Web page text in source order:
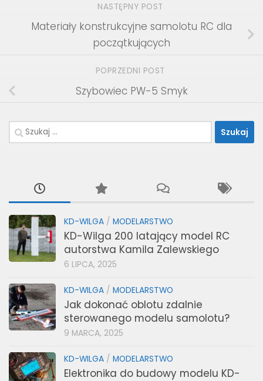
NASTĘPNY POST
Materiały konstrukcyjne samolotu RC dla
początkujących
POPRZEDNI POST
Szybowiec PW-5 Smyk
Szukaj:
KD-WILGA / MODELARSTWO
KD-Wilga 200 latający model RC
autorstwa Kamila Zalewskiego
6 LIPCA, 2025
KD-WILGA / MODELARSTWO
Jak dokonać oblotu zdalnie
sterowanego modelu samolotu?
9 MARCA, 2025
KD-WILGA / MODELARSTWO
Elektronika do budowy modelu KD-